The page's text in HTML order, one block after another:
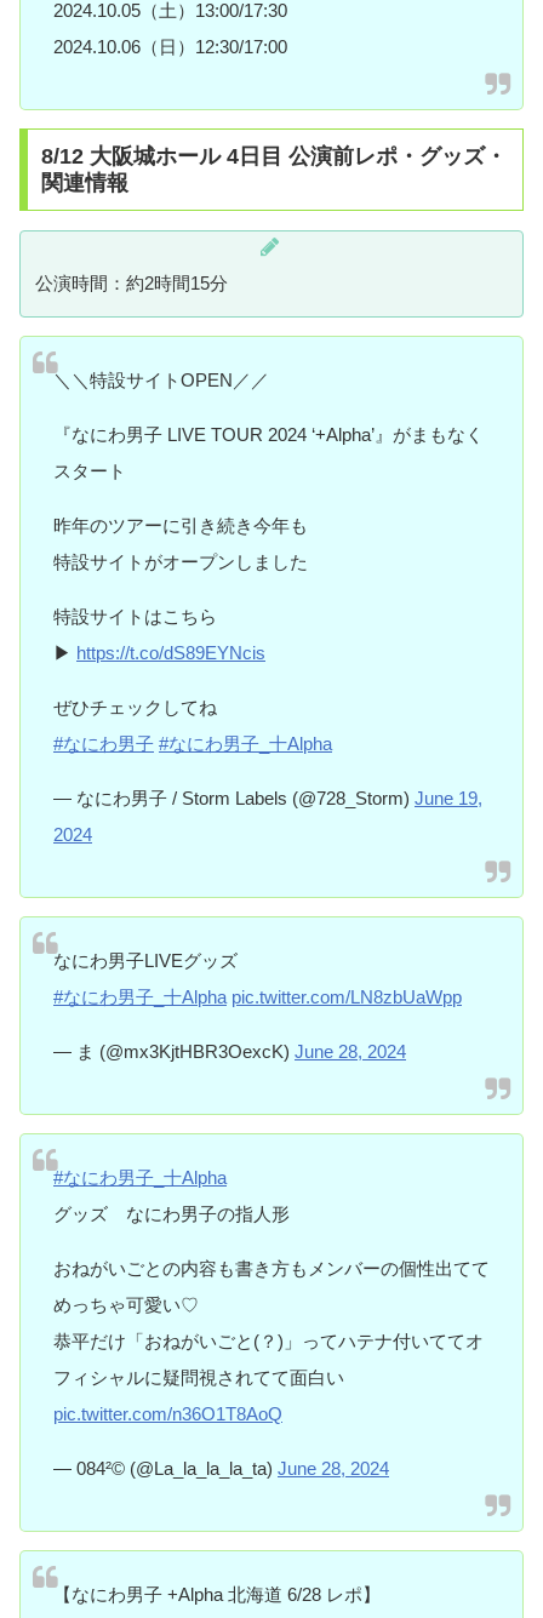
2024.10.05（土）13:00/17:30
2024.10.06（日）12:30/17:00
8/12 大阪城ホール 4日目 公演前レポ・グッズ・
関連情報
公演時間：約2時間15分
＼＼特設サイトOPEN／／
『なにわ男子 LIVE TOUR 2024 ‘+Alpha’』がまもなく
スタート
昨年のツアーに引き続き今年も
特設サイトがオープンしました
特設サイトはこちら
▶︎ https://t.co/dS89EYNcis
ぜひチェックしてね
#なにわ男子 #なにわ男子_十Alpha
— なにわ男子 / Storm Labels (@728_Storm) June 19,
2024
なにわ男子LIVEグッズ
#なにわ男子_十Alpha pic.twitter.com/LN8zbUaWpp
— ま (@mx3KjtHBR3OexcK) June 28, 2024
#なにわ男子_十Alpha
グッズ なにわ男子の指人形
おねがいごとの内容も書き方もメンバーの個性出てて
めっちゃ可愛い♡
恭平だけ「おねがいごと(？)」ってハテナ付いててオ
フィシャルに疑問視されてて面白い
pic.twitter.com/n36O1T8AoQ
— 084²© (@La_la_la_la_ta) June 28, 2024
【なにわ男子 +Alpha 北海道 6/28 レポ】